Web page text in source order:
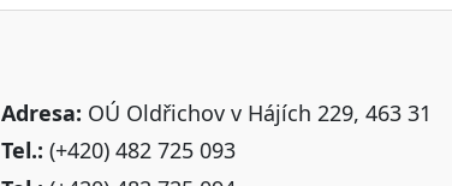
Adresa: OÚ Oldřichov v Hájích 229, 463 31
Tel.: (+420) 482 725 093